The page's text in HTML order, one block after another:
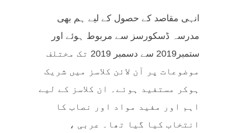
انہی مقاصد کے حصول کے لیے ہم بھی
مدرسہ ڈسکورسز سے مربوط ہوئے اور
ستمبر2019 سے دسمبر 2019 تک مختلف
موضوعات پر آن لائن کلاسز ميں شریک
ہوکر مستفید ہوئے۔ ان کلاسز کے لیے
اہم اور مفید مواد اور نصاب کا
انتخاب کیا گیا تھا۔ عربی ،